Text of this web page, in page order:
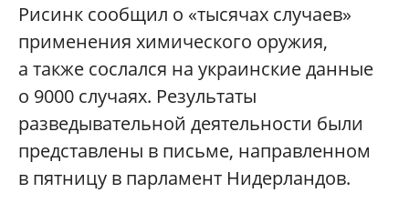
Рисинк сообщил о «тысячах случаев»
применения химического оружия,
а также сослался на украинские данные
о 9000 случаях. Результаты
разведывательной деятельности были
представлены в письме, направленном
в пятницу в парламент Нидерландов.